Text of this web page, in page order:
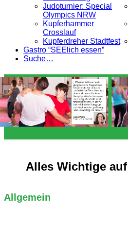
Judoturnier: Special
Olympics NRW
Kupferhammer
Crosslauf
Kupferdreher Stadtfest
Gastro “SEElich essen”
Suche…
Alles Wichtige
Allgemein